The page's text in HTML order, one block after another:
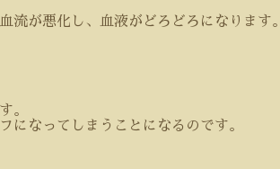
流が悪化し、血液がどろどろになります。
。
になってしまうことになるのです。